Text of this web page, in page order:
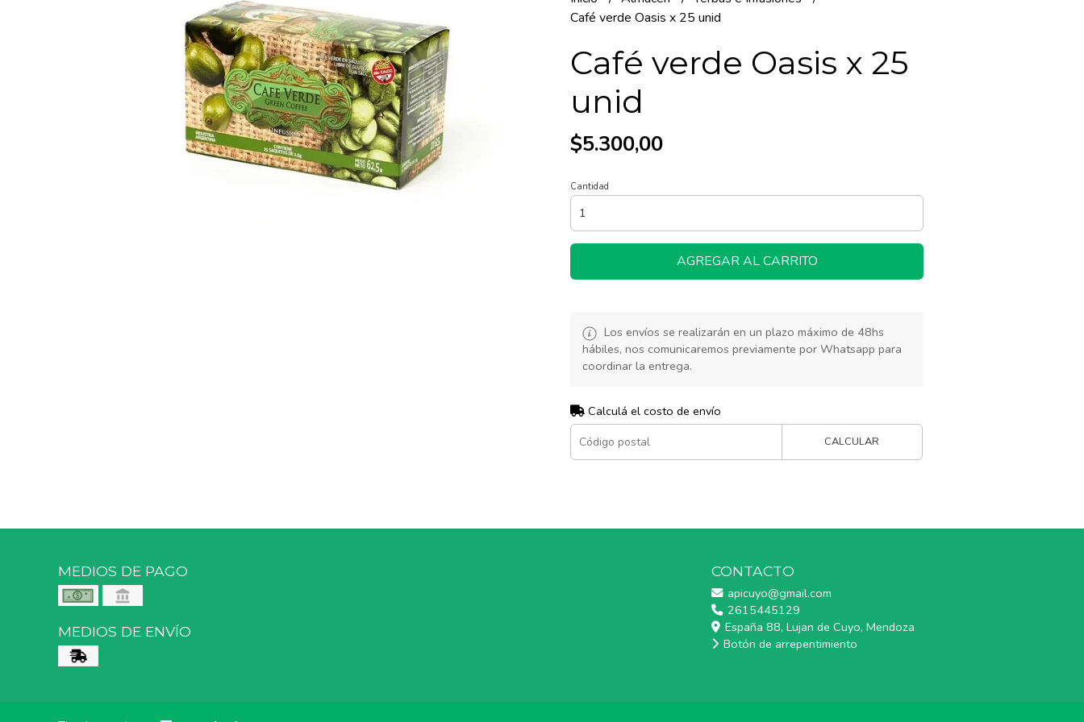
Café verde Oasis x 25 unid
Café verde Oasis x 25
unid
$5.300,00
Cantidad
AGREGAR AL CARRITO
Los envíos se realizarán en un plazo máximo de 48hs
hábiles, nos comunicaremos previamente por Whatsapp para
coordinar la entrega.
Calculá el costo de envío
CALCULAR
MEDIOS DE PAGO
MEDIOS DE ENVÍO
CONTACTO
apicuyo@gmail.com
2615445129
España 88, Lujan de Cuyo, Mendoza
Botón de arrepentimiento